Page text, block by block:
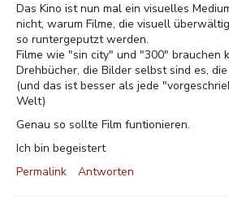
Das Kino ist nun mal ein visuelles
nicht, warum Filme, die visuell
so runtergeputzt werden.
Filme wie "sin city" und "300" brauchen
Drehbücher, die Bilder selbst sind es,
(und das ist besser als jede
Welt)
Genau so sollte Film funtionieren.
Ich bin begeistert
Permalink
Antworten